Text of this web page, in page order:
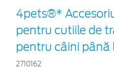
4pets®*
pentru cutiile de
pentru câini până
2710162